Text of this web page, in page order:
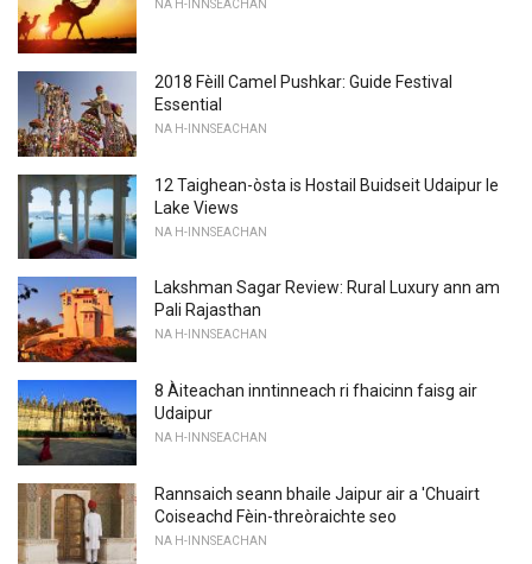
NA H-INNSEACHAN
2018 Fèill Camel Pushkar: Guide Festival
Essential
NA H-INNSEACHAN
12 Taighean-òsta is Hostail Buidseit Udaipur le
Lake Views
NA H-INNSEACHAN
Lakshman Sagar Review: Rural Luxury ann am
Pali Rajasthan
NA H-INNSEACHAN
8 Àiteachan inntinneach ri fhaicinn faisg air
Udaipur
NA H-INNSEACHAN
Rannsaich seann bhaile Jaipur air a 'Chuairt
Coiseachd Fèin-threòraichte seo
NA H-INNSEACHAN